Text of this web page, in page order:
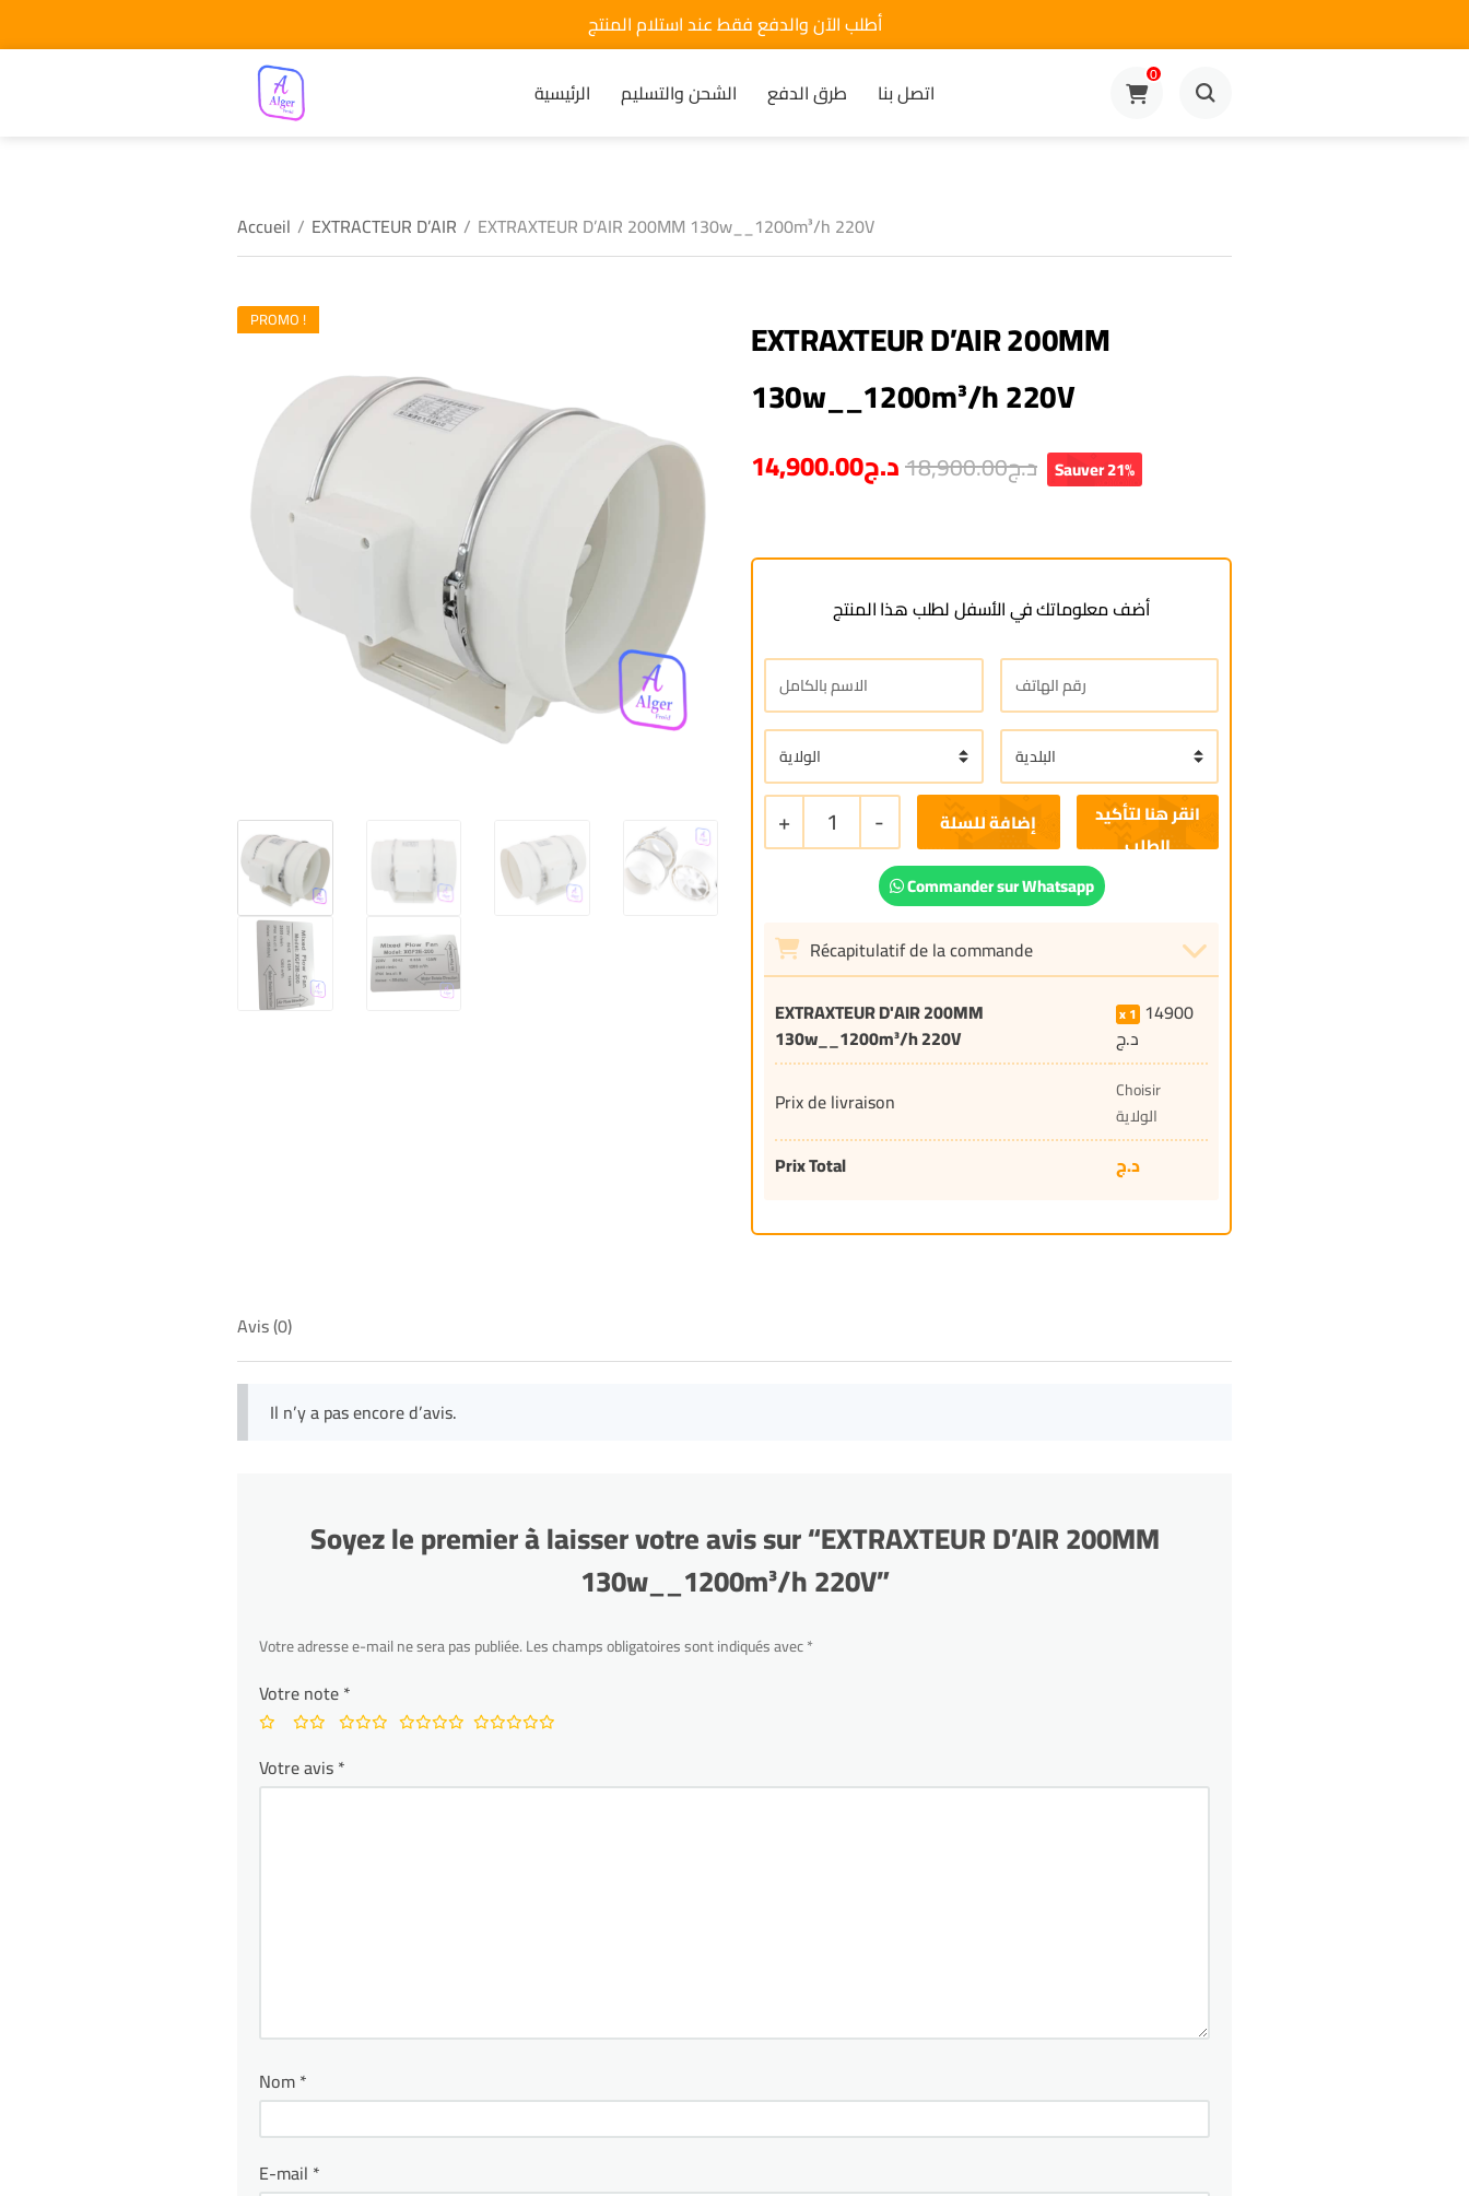
أطلب الآن والدفع فقط عند استلام المنتج
الرئيسية الشحن والتسليم طرق الدفع اتصل بنا
0
Accueil / EXTRACTEUR D’AIR / EXTRAXTEUR D’AIR 200MM 130w__1200m³/h 220V
PROMO !
EXTRAXTEUR D’AIR 200MM
130w__1200m³/h 220V
د.ج14,900.00 د.ج18,900.00 Sauver 21%
أضف معلوماتك في الأسفل لطلب هذا المنتج
+ 1 - إضافة للسلة
Commander sur Whatsapp
Récapitulatif de la commande
EXTRAXTEUR D'AIR 200MM
130w__1200m³/h 220V
1 14900
د.ج
Prix de livraison
Choisir
الولاية
Prix Total د.ج
Avis (0)
Il n’y a pas encore d’avis.
Soyez le premier à laisser votre avis sur “EXTRAXTEUR D’AIR 200MM
130w__1200m³/h 220V”
Votre adresse e-mail ne sera pas publiée.Les champs obligatoires sont indiqués avec*
Votre note*
Votre avis*
Nom*
E-mail *